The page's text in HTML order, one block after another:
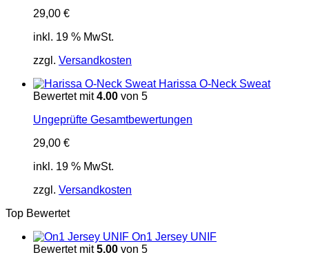
29,00 €
inkl. 19 % MwSt.
zzgl. Versandkosten
Harissa O-Neck Sweat
Bewertet mit4.00 von 5
Ungeprüfte Gesamtbewertungen
29,00 €
inkl. 19 % MwSt.
zzgl. Versandkosten
Top Bewertet
On1 Jersey UNIF
Bewertet mit5.00 von 5